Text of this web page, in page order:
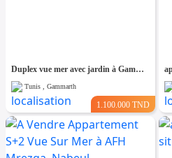
Duplex vue mer avec jardin à Gammarth
Tunis , Gammarth
1.100.000 TND